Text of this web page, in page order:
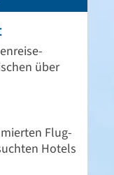
über
Flug-
Hotels